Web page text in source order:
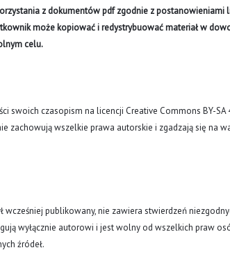
z dokumentów pdf zgodnie z postanowieniami
może kopiować i redystrybuować materiał w
celu.
swoich czasopism na licencji Creative Commons BY-SA
zachowują wszelkie prawa autorskie i zgadzają się na
wcześniej publikowany, nie zawiera stwierdzeń
wyłącznie autorowi i jest wolny od wszelkich praw
źródeł.